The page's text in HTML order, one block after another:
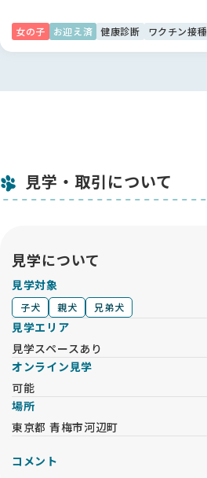
女の子 お迎え済 健康診断 ワクチン接種
見学・取引について
見学について
見学対象
子犬 親犬 兄弟犬
見学エリア
見学スペースあり
オンライン見学
可能
場所
東京都 青梅市河辺町
コメント